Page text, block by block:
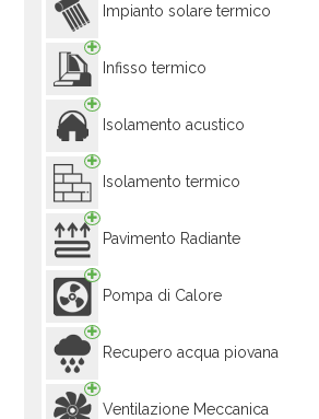
Impianto solare termico
Infisso termico
Isolamento acustico
Isolamento termico
Pavimento Radiante
Pompa di Calore
Recupero acqua piovana
Ventilazione Meccanica